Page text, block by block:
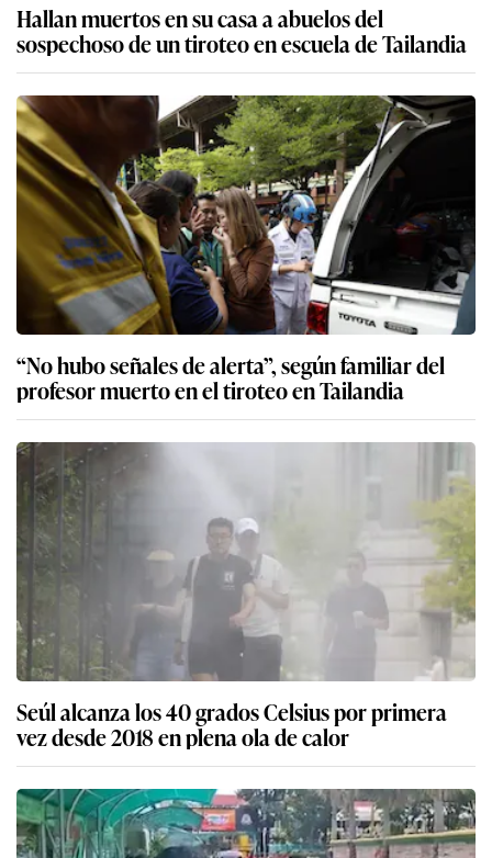
Hallan muertos en su casa a abuelos del
sospechoso de un tiroteo en escuela de Tailandia
“No hubo señales de alerta”, según familiar del
profesor muerto en el tiroteo en Tailandia
Seúl alcanza los 40 grados Celsius por primera
vez desde 2018 en plena ola de calor